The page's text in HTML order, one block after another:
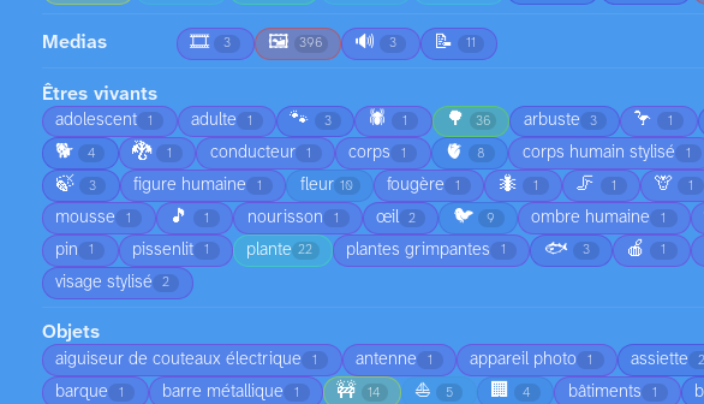
Medias 🎞️ 3 🖼️ 396 🔊 3 📝 11
Êtres vivants
adolescent 1 adulte 1 🐾 3 🕷️ 1 🌳 36 arbuste 3 🦩 1
🐕 4 🐉 1 conducteur 1 corps 1 🫀 8 corps humain stylisé 1
🍃 3 figure humaine 1 fleur 10 fougère 1 🐜 1 🦵 1 🦒 1
mousse 1 🎵 1 nourisson 1 œil 2 🐦 9 ombre humaine 1
pin 1 pissenlit 1 plante 22 plantes grimpantes 1 🐟 3 🍎 1
visage stylisé 2
Objets
aiguiseur de couteaux électrique 1 antenne 1 appareil photo 1 assiette 2
barque 1 barre métallique 1 🚧 14 ⛵ 5 🏢 4 bâtiments 1